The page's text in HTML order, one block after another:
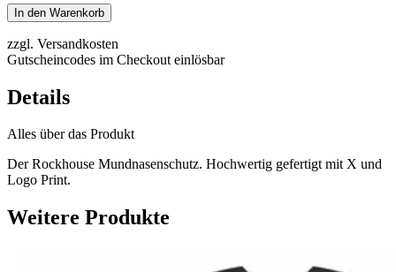
In den Warenkorb
zzgl. Versandkosten
Gutscheincodes im Checkout einlösbar
Details
Alles über das Produkt
Der Rockhouse Mundnasenschutz. Hochwertig gefertigt mit X und
Logo Print.
Weitere Produkte